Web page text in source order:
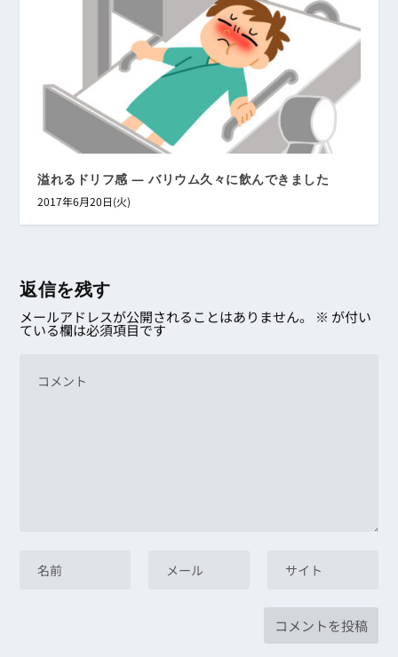
溢れるドリフ感 ― バリウム久々に飲んできました
2017年6月20日(火)
返信を残す
メールアドレスが公開されることはありません。 ※ が付い
ている欄は必須項目です